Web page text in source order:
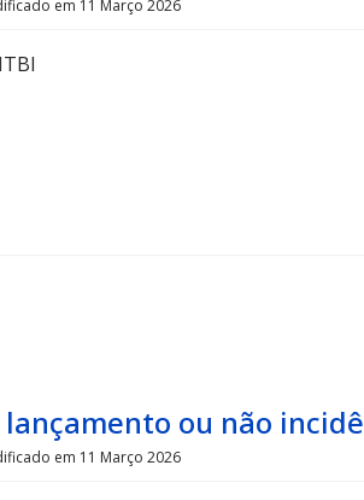
em 11 Março 2026
ou não
em 11 Março 2026